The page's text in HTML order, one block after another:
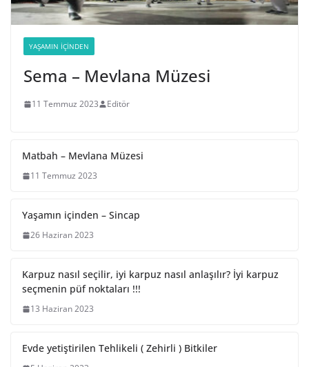
YAŞAMIN İÇINDEN
Sema – Mevlana Müzesi
11 Temmuz 2023 Editör
Matbah – Mevlana Müzesi
11 Temmuz 2023
Yaşamın içinden – Sincap
26 Haziran 2023
Karpuz nasıl seçilir, iyi karpuz nasıl anlaşılır? İyi karpuz
seçmenin püf noktaları !!!
13 Haziran 2023
Evde yetiştirilen Tehlikeli ( Zehirli ) Bitkiler